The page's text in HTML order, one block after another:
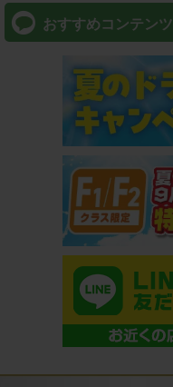
おすすめコンテンツ